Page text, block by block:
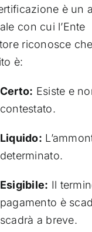
è un
con cui l’Ente
riconosce
è:
Certo: Esiste e
contestato.
Liquido:
determinato.
Esigibile: Il
pagamento è
scadrà a breve.